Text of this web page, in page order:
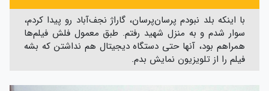
با اینکه بلد نبودم پرسان‌پرسان، گاراژ نجف‌آباد رو پیدا کردم،
سوار شدم و به منزل شهید رفتم. طبق معمول فلش فیلم‌ها
همراهم بود، آنها حتی دستگاه دیجیتال هم نداشتن که بشه
فیلم را از تلویزیون نمایش بدم.